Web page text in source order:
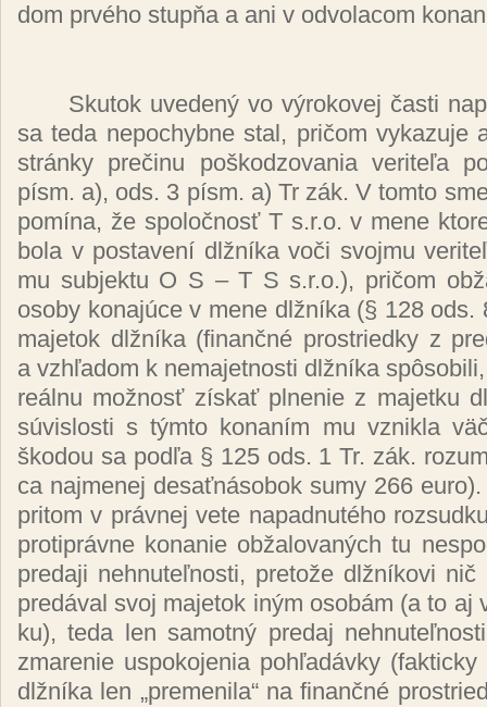
dom pr­vé­ho stup­ňa a ani v od­vo­la­com
Sku­tok uve­de­ný vo vý­ro­ko­vej čas­ti
sa te­da ne­po­chyb­ne stal, pri­čom vy­ka­zu­je
strán­ky pre­či­nu poš­ko­dzo­va­nia ve­ri­te­ľa
písm. a), ods. 3 písm. a) Tr zák. V tom­to
po­mí­na, že spo­loč­nosť T s.r.o. v me­ne
bo­la v pos­ta­ve­ní dl­žní­ka vo­či svoj­mu
mu sub­jek­tu O S – T S s.r.o.), pri­čom
oso­by ko­na­jú­ce v me­ne dl­žní­ka (§ 128 ods.
ma­je­tok dl­žní­ka (fi­nan­čné pros­tried­ky z
a vzhľa­dom k ne­ma­jet­nos­ti dl­žní­ka
reál­nu mož­nosť zís­kať pl­ne­nie z ma­jet­ku
sú­vis­los­ti s tým­to ko­na­ním mu vznik­la
ško­dou sa pod­ľa § 125 ods. 1 Tr. zák.
ca naj­me­nej de­sať­ná­so­bok su­my 266
pri­tom v práv­nej ve­te na­pad­nu­té­ho
proti­práv­ne ko­na­nie ob­ža­lo­va­ných tu
pre­da­ji neh­nu­teľ­nos­ti, pre­to­že dl­žní­ko­vi
pre­dá­val svoj ma­je­tok iným oso­bám (a to aj
ku), te­da len sa­mot­ný pre­daj
zma­re­nie us­po­ko­je­nia poh­ľa­dáv­ky
dl­žní­ka len „pre­me­ni­la“ na fi­nan­čné